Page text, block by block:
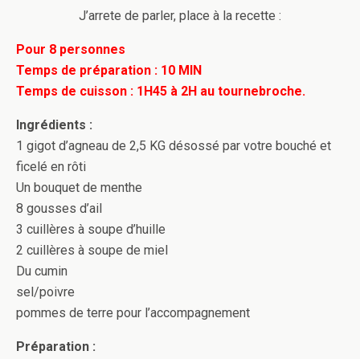
J’arrete de parler, place à la recette :
Pour 8 personnes
Temps de préparation : 10 MIN
Temps de cuisson : 1H45 à 2H au tournebroche.
Ingrédients :
1 gigot d’agneau de 2,5 KG désossé par votre bouché et
ficelé en rôti
Un bouquet de menthe
8 gousses d’ail
3 cuillères à soupe d’huille
2 cuillères à soupe de miel
Du cumin
sel/poivre
pommes de terre pour l’accompagnement
Préparation :